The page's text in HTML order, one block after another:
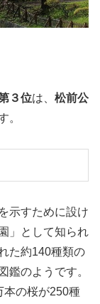
３位は、 松前公
。
示すために設け
」として知られ
た約140種類の
鑑のようです。
本の桜が250種